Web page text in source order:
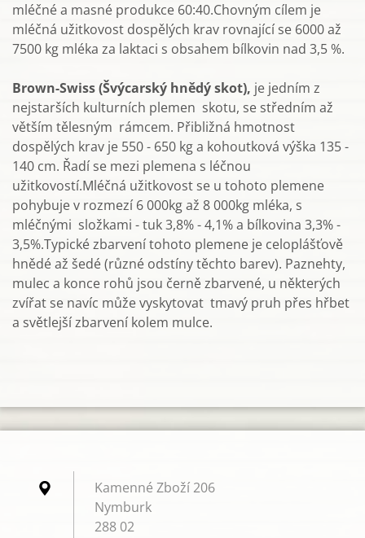
mléčné a masné produkce 60:40.Chovným cílem je
mléčná užitkovost dospělých krav rovnající se 6000 až
7500 kg mléka za laktaci s obsahem bílkovin nad 3,5 %.
Brown-Swiss (Švýcarský hnědý skot), je jedním z
nejstarších kulturních plemen skotu, se středním až
větším tělesným rámcem. Přibližná hmotnost
dospělých krav je 550 - 650 kg a kohoutková výška 135 -
140 cm. Řadí se mezi plemena s léčnou
užitkovostí.Mléčná užitkovost se u tohoto plemene
pohybuje v rozmezí 6 000kg až 8 000kg mléka, s
mléčnými složkami - tuk 3,8% - 4,1% a bílkovina 3,3% -
3,5%.Typické zbarvení tohoto plemene je celoplášťově
hnědé až šedé (různé odstíny těchto barev). Paznehty,
mulec a konce rohů jsou černě zbarvené, u některých
zvířat se navíc může vyskytovat tmavý pruh přes hřbet
a světlejší zbarvení kolem mulce.
Kamenné Zboží 206
Nymburk
288 02